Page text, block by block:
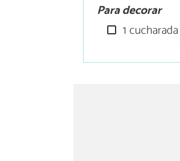
Para decorar
1